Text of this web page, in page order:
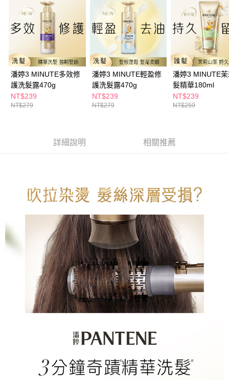
是否繳費成功／繳費後需取消欲退款等相關疑問，請聯繫「AFTEE先享後付
客戶支援中心」 https://netprotections.freshdesk.com/support/home
【注意事項】
１．透過由恩沛科技股份有限公司提供之「AFTEE先享後付」服務完成之交
易，需依本服務之必要範圍內提供個人資料，並將交易相關給付款項請求債
權轉讓予恩沛科技股份有限公司。
２．關於個人資料處理事宜，請瀏覽以下網址：
https://aftee.tw/terms/#terms3
３．未成年的使用者請事先徵得法定代理人或監護人之同意方可使用
「AFTEE先享後付」，若未經同意申辦者引起之損失，本公司不負相關責
任。
５．嚴禁一人註冊多個帳號或使用他人資訊註冊。若發現惡意使用之情形，
每筆NT$65，滿NT$490(含以上)免運費
7-11取貨付款
每筆NT$65，滿NT$490(含以上)免運費
付款後7-11取貨
每筆NT$65，滿NT$490(含以上)免運費
宅配(本島)
每筆NT$100，滿NT$790(含以上)免運費
每筆NT$80，滿NT$290(含以上)免運費
潘婷3 MINUTE多效修
護洗髮露470g
NT$239
NT$279
潘婷3 MINUTE輕盈修
護洗髮露470g
NT$239
NT$279
潘婷3 MINUTE
髮精華180ml
NT$239
NT$259
詳細說明 相關推薦